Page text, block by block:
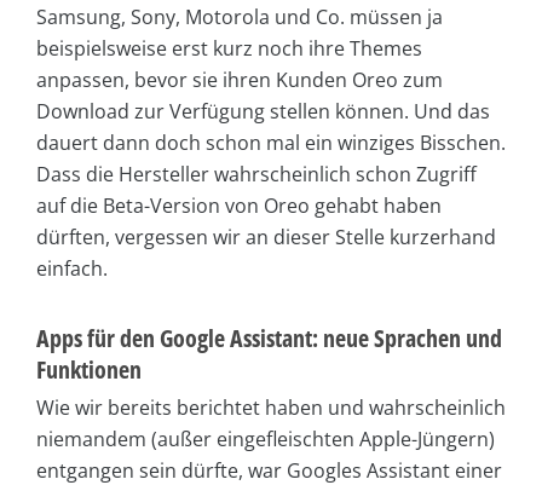
Samsung, Sony, Motorola und Co. müssen ja
beispielsweise erst kurz noch ihre Themes
anpassen, bevor sie ihren Kunden Oreo zum
Download zur Verfügung stellen können. Und das
dauert dann doch schon mal ein winziges Bisschen.
Dass die Hersteller wahrscheinlich schon Zugriff
auf die Beta-Version von Oreo gehabt haben
dürften, vergessen wir an dieser Stelle kurzerhand
einfach.
Apps für den Google Assistant: neue Sprachen und
Funktionen
Wie wir bereits berichtet haben und wahrscheinlich
niemandem (außer eingefleischten Apple-Jüngern)
entgangen sein dürfte, war Googles Assistant einer